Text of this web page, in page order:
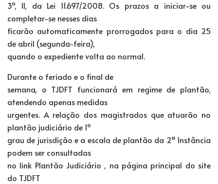
3º, II, da Lei 11.697/2008. Os prazos a iniciar-se ou
completar-se nesses dias
ficarão automaticamente prorrogados para o dia 25
de abril (segunda-feira),
quando o expediente volta ao normal.
Durante o feriado e o final de
semana, o TJDFT funcionará em regime de plantão,
atendendo apenas medidas
urgentes. A relação dos magistrados que atuarão no
plantão judiciário de 1º
grau de jurisdição e a escala de plantão da 2ª Instância
podem ser consultadas
no link Plantão Judiciário , na página principal do site
do TJDFT